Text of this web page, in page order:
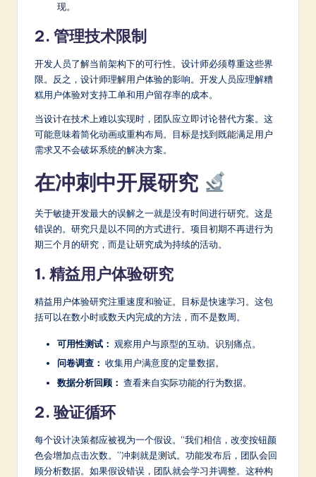
现。
2. 管理技术限制
开发人员了解当前架构下的可行性。设计师必须尊重这些界
限。反之，设计师理解用户体验的影响。开发人员应理解糟
糕用户体验对支持工单和用户留存率的成本。
当设计在技术上难以实现时，团队应立即讨论替代方案。这
可能意味着简化动画或重构布局。目标是找到既能满足用户
需求又不会破坏系统的解决方案。
在冲刺中开展研究
关于敏捷开发最大的误解之一就是没有时间进行研究。这是
错误的。研究只是以不同的方式进行。项目初期不再进行为
期三个月的研究，而是让研究成为持续的活动。
1. 精益用户体验研究
精益用户体验研究注重速度和验证。目标是快速学习。这包
括可以在数小时或数天内完成的方法，而不是数周。
可用性测试： 观察用户与原型的互动。识别痛点。
问卷调查： 收集用户满意度的定量数据。
数据分析回顾： 查看来自实际功能的行为数据。
2. 验证循环
每个设计决策都应被视为一个假设。“我们相信，改变按钮颜
色会增加点击次数。”冲刺就是测试。功能发布后，团队会回
顾分析数据。如果假设错误，团队就会学习并调整。这种构